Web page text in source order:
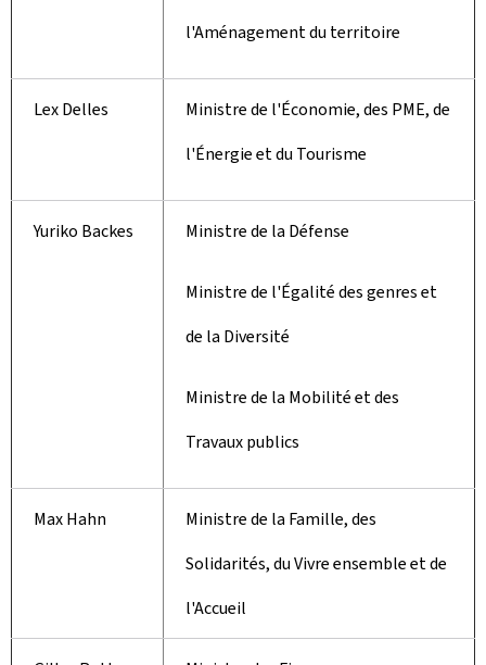
l'Aménagement du territoire
Lex Delles
Ministre de l'Économie, des PME, de
l'Énergie et du Tourisme
Yuriko Backes Ministre de la Défense
Ministre de l'Égalité des genres et
de la Diversité
Ministre de la Mobilité et des
Travaux publics
Max Hahn
Ministre de la Famille, des
Solidarités, du Vivre ensemble et de
l'Accueil